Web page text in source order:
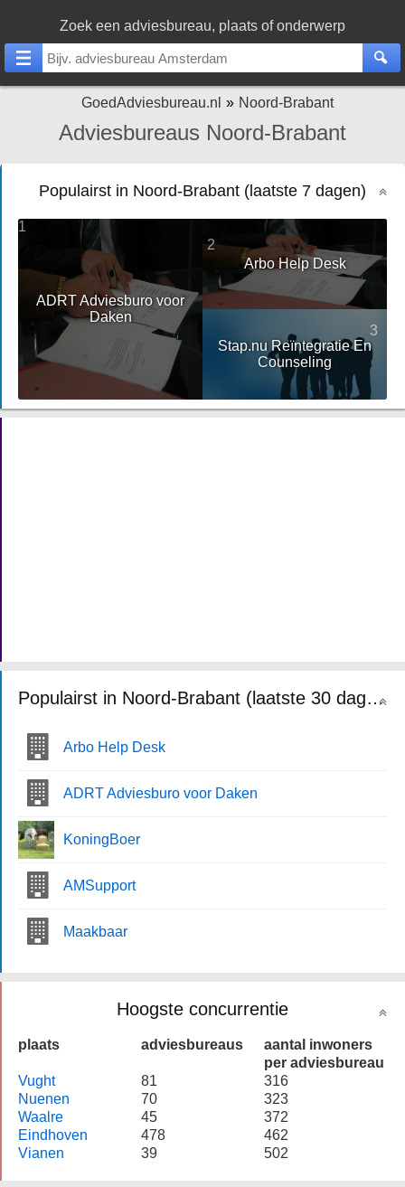
Zoek een adviesbureau, plaats of onderwerp
GoedAdviesbureau.nl Noord-Brabant
Adviesbureaus Noord-Brabant
Populairst in Noord-Brabant (laatste 7 dagen)
1
ADRT Adviesburo voor
Daken
2
Arbo Help Desk
3
Stap.nu Reïntegratie En
Counseling
Populairst in Noord-Brabant (laatste 30 dagen)
Arbo Help Desk
ADRT Adviesburo voor Daken
KoningBoer
AMSupport
Maakbaar
Hoogste concurrentie
plaats adviesbureaus
aantal inwoners
per adviesbureau
Vught
81
316
Nuenen
70
323
Waalre
45
372
Eindhoven
478
462
Vianen
39 502